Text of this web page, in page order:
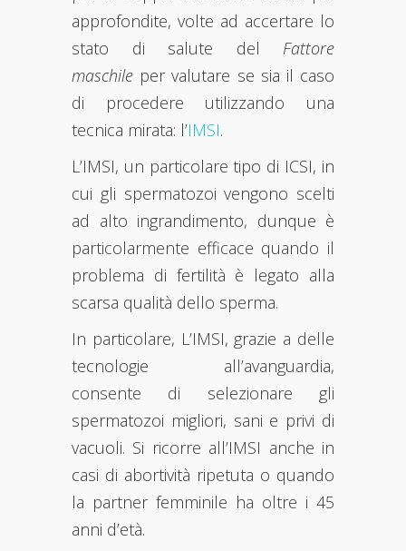
approfondite, volte ad accertare lo
stato di salute del Fattore
maschile per valutare se sia il caso
di procedere utilizzando una
tecnica mirata: l’IMSI.
L’IMSI, un particolare tipo di ICSI, in
cui gli spermatozoi vengono scelti
ad alto ingrandimento, dunque è
particolarmente efficace quando il
problema di fertilità è legato alla
scarsa qualità dello sperma.
In particolare, L’IMSI, grazie a delle
tecnologie all’avanguardia,
consente di selezionare gli
spermatozoi migliori, sani e privi di
vacuoli. Si ricorre all’IMSI anche in
casi di abortività ripetuta o quando
la partner femminile ha oltre i 45
anni d’età.